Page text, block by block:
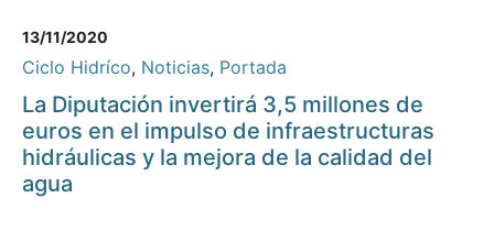
13/11/2020
Ciclo Hidríco, Noticias, Portada
La Diputación invertirá 3,5 millones de
euros en el impulso de infraestructuras
hidráulicas y la mejora de la calidad del
agua